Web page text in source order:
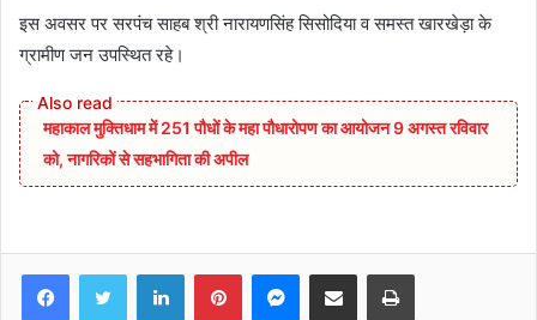
इस अवसर पर सरपंच साहब श्री नारायणसिंह सिसोदिया व समस्त खारखेड़ा के
ग्रामीण जन उपस्थित रहे।
महाकाल मुक्तिधाम में 251 पौधों के महा पौधारोपण का आयोजन 9 अगस्त रविवार
को, नागरिकों से सहभागिता की अपील
FacebookTwitter LinkedInPinterestMessenger
Share via Email Print